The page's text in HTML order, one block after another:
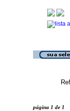
página 1 de 1